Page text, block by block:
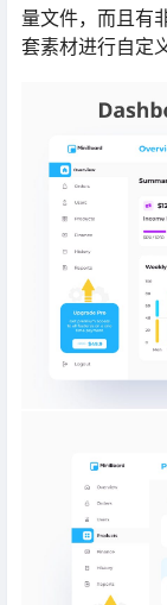
量文件，而且有
套素材进行自定